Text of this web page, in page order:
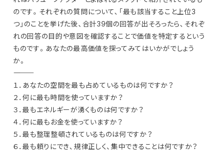
のです。それぞれの質問について、「最も該当すること上位3
つ」のことを挙げた後、合計39個の回答が出そろったら、それぞ
れの回答の目的や意図を確認することで価値を特定するという
ものです。あなたの最高価値を探ってみてはいかがでしょう
か。
―――――――
１．あなたの空間を最も占めているものは何ですか？
２．何に最も時間を使っていますか？
３．最もエネルギーが湧くものは何ですか？
４．何に最もお金を使っていますか？
５．最も整理整頓されているものは何ですか？
６．最も頼りにでき、規律正しく、集中できることは何ですか？